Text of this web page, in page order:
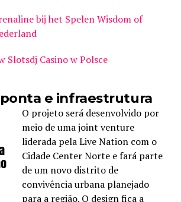
bij het Spelen Wisdom of
Slotsdj Casino w Polsce
e infraestrutura
O projeto será desenvolvido por
meio de uma joint venture
liderada pela Live Nation com o
Cidade Center Norte e fará parte
de um novo distrito de
convivência urbana planejado
para a região. O design fica a